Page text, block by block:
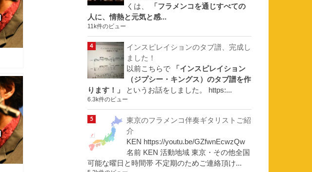
くは、
「フラメンコを通じすべての
人に、情熱と元気と感...
11k件のビュー
インスピレイションのタブ譜、完成し
ました！
以前こちらで
「インスピレイション
（ジプシー・キングス）のタブ譜を作
ります！」
というお話をしました。 https:...
6.3k件のビュー
東京のフラメンコ伴奏ギタリストご紹
介
KEN https://youtu.be/GZfwnEcwzQw
名前 KEN 活動地域 東京・その他全国
可能な曜日と時間帯 不定期のためご連絡頂け...